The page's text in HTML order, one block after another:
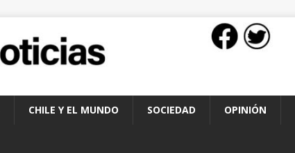
CHILE Y EL MUNDO SOCIEDAD OPINIÓN